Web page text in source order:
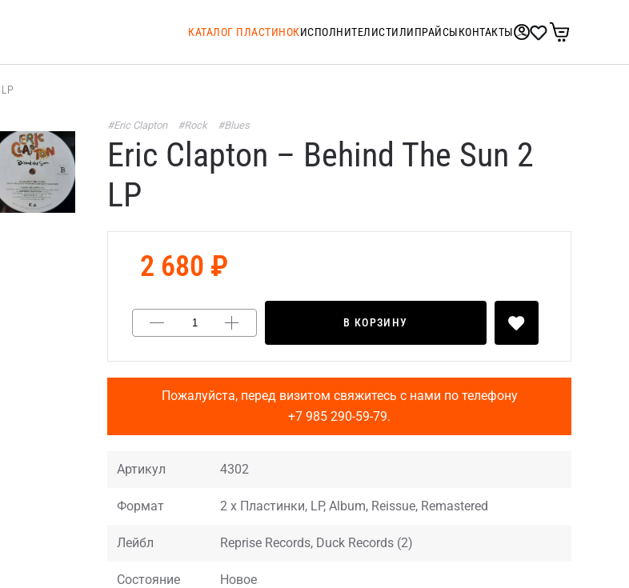
КАТАЛОГ ПЛАСТИНОКИСПОЛНИТЕЛИСТИЛИПРАЙСЫКОНТАКТЫ
#Eric Clapton #Rock #Blues
Eric Clapton – Behind The Sun 2
LP
2 680 ₽
В КОРЗИНУ
Пожалуйста, перед визитом свяжитесь с нами по телефону
+7 985 290-59-79.
Артикул 4302
Формат 2 x Пластинки, LP, Album, Reissue, Remastered
Лейбл Reprise Records, Duck Records (2)
Состояние Новое